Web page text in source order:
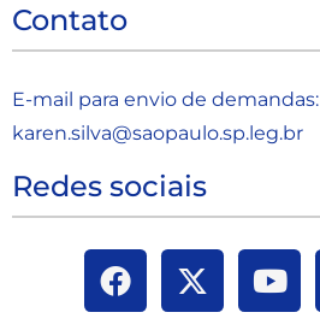
Contato
E-mail para envio de demandas:
karen.silva@saopaulo.sp.leg.br
Redes sociais